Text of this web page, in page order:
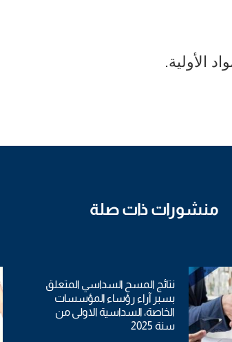
الأولية.​​​​​​​
منشورات ذات صلة
نتائج المسح السداسي المتعلق
بسبر آراء رؤساء المؤسسات
الخاصة، السداسية الاولى من
سنة 2025